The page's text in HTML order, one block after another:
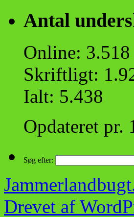
Antal
Online: 3.518
Skriftligt:
Ialt: 5.438
Opdateret pr.
Søg efter:
Drevet af